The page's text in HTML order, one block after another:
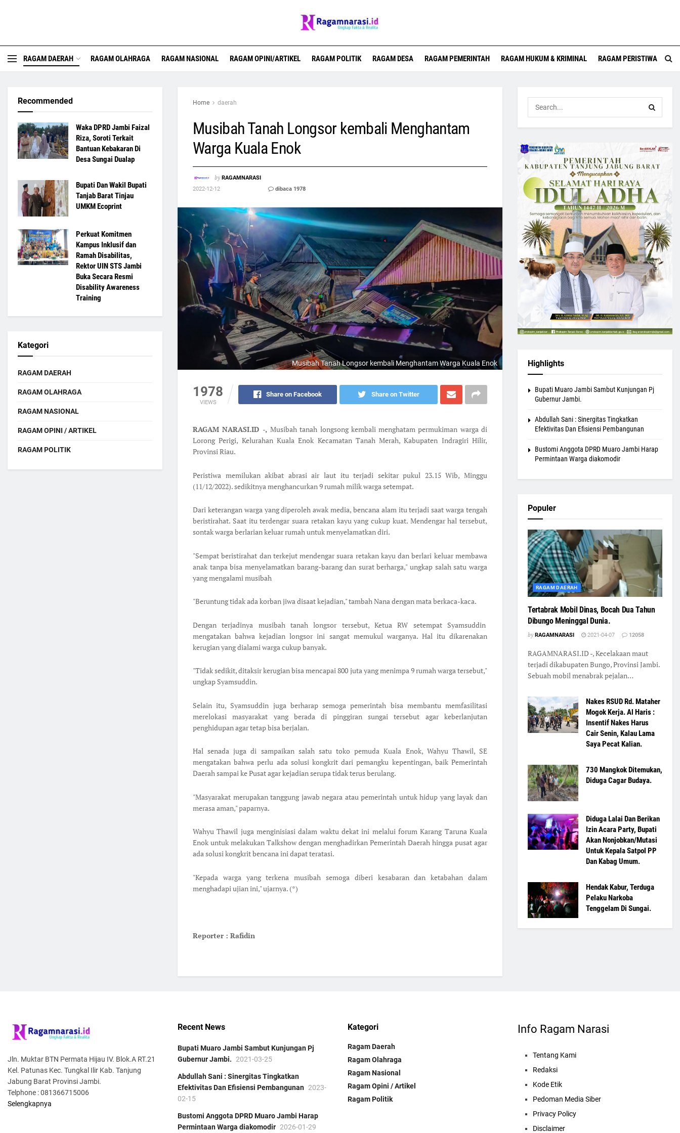
RAGAM DAERAH RAGAM OLAHRAGA RAGAM NASIONAL RAGAM OPINI/ARTIKEL RAGAM POLITIK RAGAM DESA RAGAM PEMERINTAH RAGAM HUKUM & KRIMINAL RAGAM PERISTIWA
Home daerah
Musibah Tanah Longsor kembali Menghantam
Warga Kuala Enok
by RAGAMNARASI
2022-12-12
dibaca 1978
Musibah Tanah Longsor kembali Menghantam Warga Kuala Enok
1978
VIEWS
Share on Facebook Share on Twitter
RAGAM NARASI.ID -, Musibah tanah longsong kembali menghatam permukiman warga di
Lorong Perigi, Kelurahan Kuala Enok Kecamatan Tanah Merah, Kabupaten Indragiri Hilir,
Provinsi Riau.
Peristiwa memilukan akibat abrasi air laut itu terjadi sekitar pukul 23.15 Wib, Minggu
(11/12/2022). sedikitnya menghancurkan 9 rumah milik warga setempat.
Dari keterangan warga yang diperoleh awak media, bencana alam itu terjadi saat warga tengah
beristirahat. Saat itu terdengar suara retakan kayu yang cukup kuat. Mendengar hal tersebut,
sontak warga berlarian keluar rumah untuk menyelamatkan diri.
"Sempat beristirahat dan terkejut mendengar suara retakan kayu dan berlari keluar membawa
anak tanpa bisa menyelamatkan barang-barang dan surat berharga," ungkap salah satu warga
yang mengalami musibah
"Beruntung tidak ada korban jiwa disaat kejadian," tambah Nana dengan mata berkaca-kaca.
Dengan terjadinya musibah tanah longsor tersebut, Ketua RW setempat Syamsuddin
mengatakan bahwa kejadian longsor ini sangat memukul warganya. Hal itu dikarenakan
kerugian yang dialami warga cukup banyak.
"Tidak sedikit, ditaksir kerugian bisa mencapai 800 juta yang menimpa 9 rumah warga tersebut,"
ungkap Syamsuddin.
Selain itu, Syamsuddin juga berharap semoga pemerintah bisa membantu memfasilitasi
merelokasi masyarakat yang berada di pinggiran sungai tersebut agar keberlanjutan
penghidupan agar tetap bisa berjalan.
Hal senada juga di sampaikan salah satu toko pemuda Kuala Enok, Wahyu Thawil, SE
mengatakan bahwa perlu ada solusi kongkrit dari pemangku kepentingan, baik Pemerintah
Daerah sampai ke Pusat agar kejadian serupa tidak terus berulang.
"Masyarakat merupakan tanggung jawab negara atau pemerintah untuk hidup yang layak dan
merasa aman," paparnya.
Wahyu Thawil juga menginisiasi dalam waktu dekat ini melalui forum Karang Taruna Kuala
Enok untuk melakukan Talkshow dengan menghadirkan Pemerintah Daerah hingga pusat agar
ada solusi kongkrit bencana ini dapat teratasi.
"Kepada warga yang terkena musibah semoga diberi kesabaran dan ketabahan dalam
menghadapi ujian ini," ujarnya. (*)
Reporter : Rafidin
Recommended
Waka DPRD Jambi Faizal
Riza, Soroti Terkait
Bantuan Kebakaran Di
Desa Sungai Dualap
Bupati Dan Wakil Bupati
Tanjab Barat Tinjau
UMKM Ecoprint
Perkuat Komitmen
Kampus Inklusif dan
Ramah Disabilitas,
Rektor UIN STS Jambi
Buka Secara Resmi
Disability Awareness
Training
Kategori
RAGAM DAERAH
RAGAM OLAHRAGA
RAGAM NASIONAL
RAGAM OPINI / ARTIKEL
RAGAM POLITIK
Highlights
Bupati Muaro Jambi Sambut Kunjungan Pj
Gubernur Jambi.
Abdullah Sani : Sinergitas Tingkatkan
Efektivitas Dan Efisiensi Pembangunan
Bustomi Anggota DPRD Muaro Jambi Harap
Permintaan Warga diakomodir
Populer
RAGAM DAERAH
Tertabrak Mobil Dinas, Bocah Dua Tahun
Dibungo Meninggal Dunia.
by RAGAMNARASI 2021-04-07 12058
RAGAMNARASI.ID -, Kecelakaan maut
terjadi dikabupaten Bungo, Provinsi Jambi.
Sebuah mobil menabrak pejalan…
Nakes RSUD Rd. Mataher
Mogok Kerja. Al Haris :
Insentif Nakes Harus
Cair Senin, Kalau Lama
Saya Pecat Kalian.
730 Mangkok Ditemukan,
Diduga Cagar Budaya.
Diduga Lalai Dan Berikan
Izin Acara Party, Bupati
Akan Nonjobkan/Mutasi
Untuk Kepala Satpol PP
Dan Kabag Umum.
Hendak Kabur, Terduga
Pelaku Narkoba
Tenggelam Di Sungai.
Jln. Muktar BTN Permata Hijau IV. Blok.A RT.21
Kel. Patunas Kec. Tungkal Ilir Kab. Tanjung
Jabung Barat Provinsi Jambi.
Telphone : 081366715006
Selengkapnya
Recent News
Bupati Muaro Jambi Sambut Kunjungan Pj
Gubernur Jambi. 2021-03-25
Abdullah Sani : Sinergitas Tingkatkan
Efektivitas Dan Efisiensi Pembangunan 2023-
02-15
Bustomi Anggota DPRD Muaro Jambi Harap
Permintaan Warga diakomodir 2026-01-29
Kategori
Ragam Daerah
Ragam Olahraga
Ragam Nasional
Ragam Opini / Artikel
Ragam Politik
Info Ragam Narasi
Tentang Kami
Redaksi
Kode Etik
Pedoman Media Siber
Privacy Policy
Disclaimer